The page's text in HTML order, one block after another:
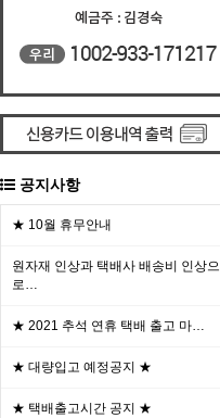
공지사항
★ 10월 휴무안내
원자재 인상과 택배사 배송비 인상으
로…
★ 2021 추석 연휴 택배 출고 마…
★ 대량입고 예정공지 ★
★ 택배출고시간 공지 ★